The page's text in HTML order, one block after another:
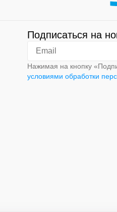
Подписаться на
Нажимая на кнопку
условиями обработки